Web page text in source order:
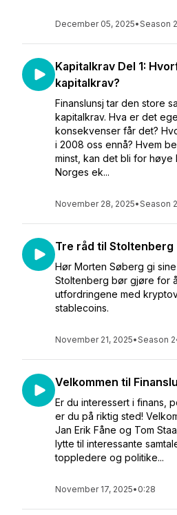
December 05, 2025•Season 2
Kapitalkrav Del 1:
kapitalkrav?
Finanslunsj tar den store
kapitalkrav. Hva er det
konsekvenser får det?
i 2008 oss ennå? Hvem
minst, kan det bli for høye
Norges ek...
November 28, 2025•Season 2
Tre råd til Stoltenberg
Hør Morten Søberg gi
Stoltenberg bør gjøre for
utfordringene med
stablecoins.
November 21, 2025•Season 2
Velkommen til
Er du interessert i finans,
er du på riktig sted!
Jan Erik Fåne og Tom
lytte til interessante
toppledere og politike...
November 17, 2025• 0:28